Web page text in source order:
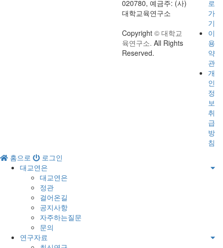
020780, 예금주: (사)
대학교육연구소
Copyright © 대학교
육연구소. All Rights
Reserved.
로
가
기
이
용
약
관
개
인
정
보
취
급
방
침
홈으로
로그인
대교연은
대교연은
정관
걸어온길
공지사항
자주하는질문
문의
연구자료